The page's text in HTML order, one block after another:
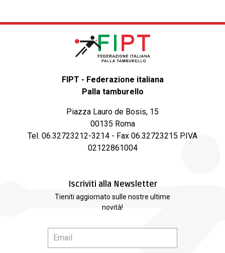
FIPT - Federazione italiana
Palla tamburello
Piazza Lauro de Bosis, 15
00135 Roma
Tel. 06.32723212-3214 - Fax 06.32723215 P.IVA
02122861004
Iscriviti alla Newsletter
Tieniti aggiornato sulle nostre ultime
novità!